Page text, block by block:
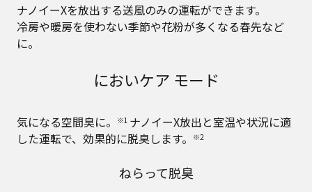
ナノイーXを放出する送風のみの運転ができます。
冷房や暖房を使わない季節や花粉が多くなる春先など
に。
においケア モード
気になる空間臭に。 ※1 ナノイーX放出と室温や状況に適
した運転で、効果的に脱臭します。
※2
ねらって脱臭